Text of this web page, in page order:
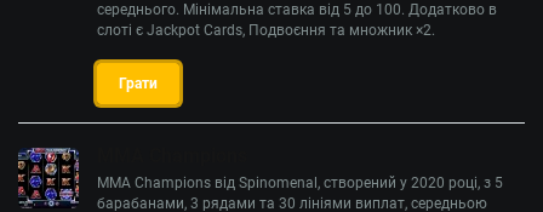
середнього. Мінімальна ставка від 5 до 100. Додатково в
слоті є Jackpot Cards, Подвоєння та множник ×2.
Грати
MMA Champions від Spinomenal, створений у 2020 році, з 5
барабанами, 3 рядами та 30 лініями виплат, середньою